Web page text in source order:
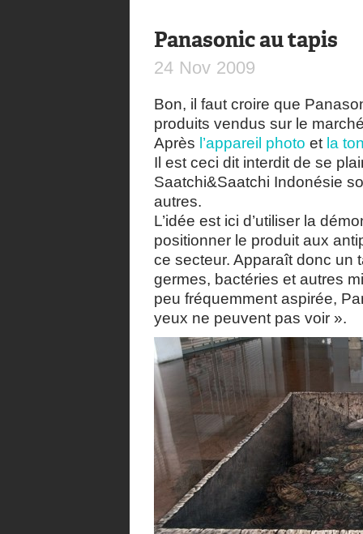
Panasonic au tapis
24 Nov 2009
Bon, il faut croire que
produits vendus sur le
Après l’appareil photo et la
Il est ceci dit interdit de se
Saatchi&Saatchi Indonésie
autres.
L’idée est ici d’utiliser la
positionner le produit aux
ce secteur. Apparaît donc un
germes, bactéries et autres
peu fréquemment aspirée,
yeux ne peuvent pas voir ».